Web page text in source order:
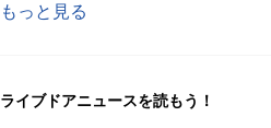
もっと見る
ライブドアニュースを読もう！